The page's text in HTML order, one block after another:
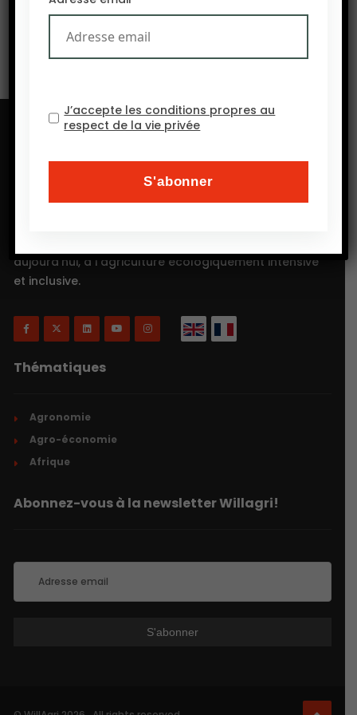
vagues de chaleur et les risques pour les cultures.
aujourd’hui, à l’agriculture écologiquement intensive
et inclusive.
Thématiques
Agronomie
Agro-économie
Afrique
Abonnez-vous à la newsletter Willagri!
J’accepte les conditions propres au
respect de la vie privée